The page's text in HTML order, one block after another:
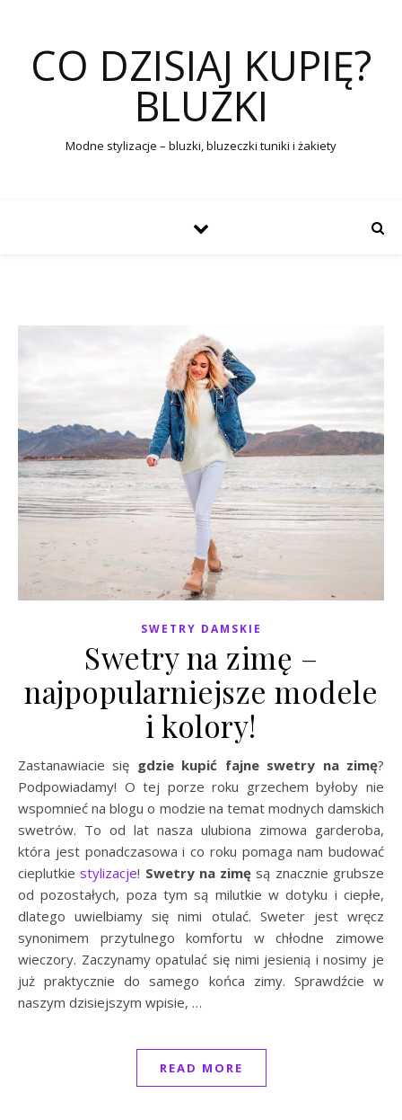
CO DZISIAJ KUPIĘ?
BLUZKI
Modne stylizacje – bluzki, bluzeczki tuniki i żakiety
SWETRY DAMSKIE
Swetry na zimę –
najpopularniejsze modele
i kolory!
Zastanawiacie się gdzie kupić fajne swetry na zimę?
Podpowiadamy! O tej porze roku grzechem byłoby nie
wspomnieć na blogu o modzie na temat modnych damskich
swetrów. To od lat nasza ulubiona zimowa garderoba,
która jest ponadczasowa i co roku pomaga nam budować
cieplutkiestylizacje! Swetry na zimę są znacznie grubsze
od pozostałych, poza tym są milutkie w dotyku i ciepłe,
dlatego uwielbiamy się nimi otulać. Sweter jest wręcz
synonimem przytulnego komfortu w chłodne zimowe
wieczory. Zaczynamy opatulać się nimi jesienią i nosimy je
już praktycznie do samego końca zimy. Sprawdźcie w
naszym dzisiejszym wpisie, …
READ MORE